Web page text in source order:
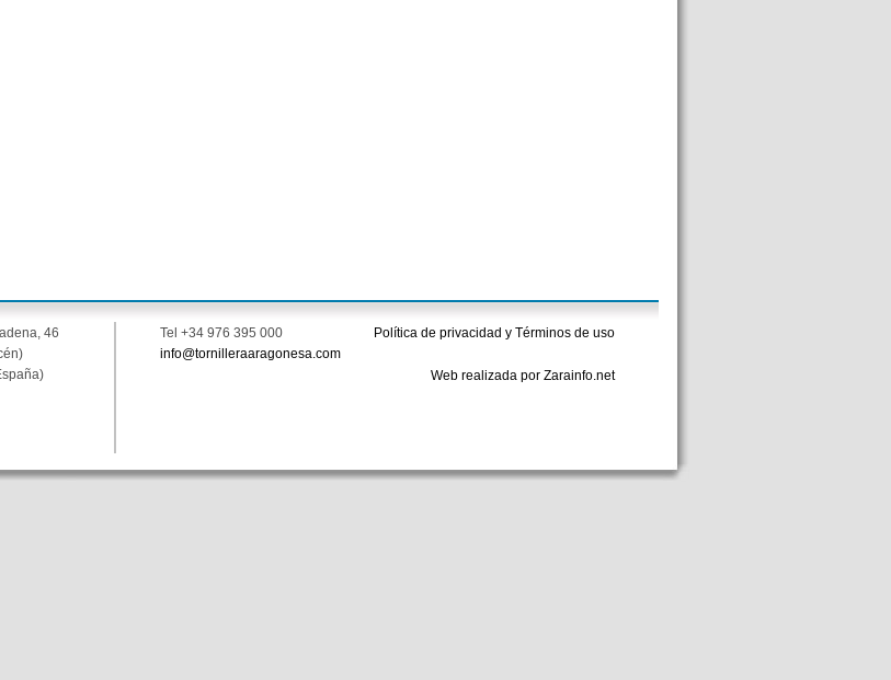
46
Tel +34 976 395 000
info@tornilleraaragonesa.com
Política de privacidad y Términos de uso
Web realizada por Zarainfo.net